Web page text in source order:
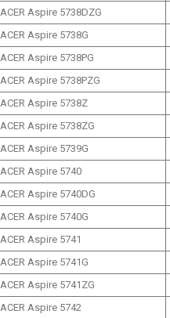
ACER Aspire 5738DZG
ACER Aspire 5738G
ACER Aspire 5738PG
ACER Aspire 5738PZG
ACER Aspire 5738Z
ACER Aspire 5738ZG
ACER Aspire 5739G
ACER Aspire 5740
ACER Aspire 5740DG
ACER Aspire 5740G
ACER Aspire 5741
ACER Aspire 5741G
ACER Aspire 5741ZG
ACER Aspire 5742